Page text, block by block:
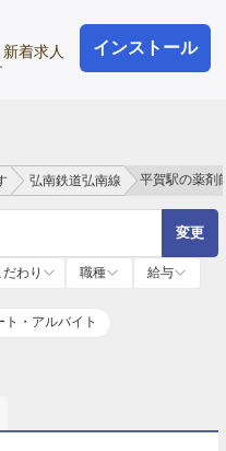
着求人
インストール
ログイン 会員登録
弘南鉄道弘南線 平賀駅の薬剤
変更
だわり 職種
給与
ト・アルバイト